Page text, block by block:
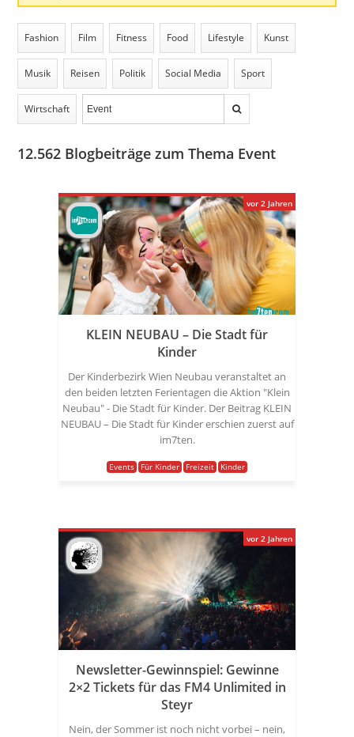
Fashion Film Fitness Food Lifestyle Kunst
Musik Reisen Politik Social Media Sport
Wirtschaft
12.562 Blogbeiträge zum Thema Event
KLEIN NEUBAU – Die Stadt für
Kinder
Der Kinderbezirk Wien Neubau veranstaltet an
den beiden letzten Ferientagen die Aktion "Klein
Neubau" - Die Stadt für Kinder. Der Beitrag KLEIN
NEUBAU – Die Stadt für Kinder erschien zuerst auf
im7ten.
Events Für Kinder Freizeit Kinder
vor 2 Jahren
Newsletter-Gewinnspiel: Gewinne
2×2 Tickets für das FM4 Unlimited in
Steyr
Nein, der Sommer ist noch nicht vorbei – nein,
vor 2 Jahren